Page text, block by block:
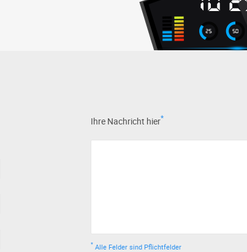
Ihre Nachricht hier*
* Alle Felder sind Pflichtfelder